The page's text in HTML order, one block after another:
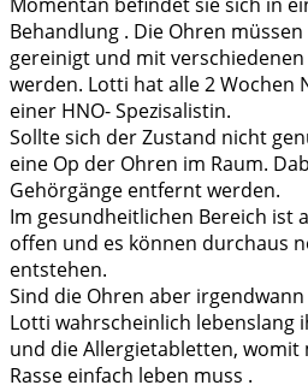
Behandlung . Die Ohren
gereinigt und mit
werden. Lotti hat alle 2
einer HNO- Spezisalistin.
Sollte sich der Zustand nicht
eine Op der Ohren im Raum.
Gehörgänge entfernt werden.
Im gesundheitlichen Bereich ist
offen und es können durchaus
entstehen.
Sind die Ohren aber
Lotti wahrscheinlich lebenslang
und die Allergietabletten, womit
Rasse einfach leben muss .